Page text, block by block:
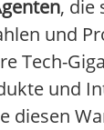
, die
und
Tech-
und
diesen